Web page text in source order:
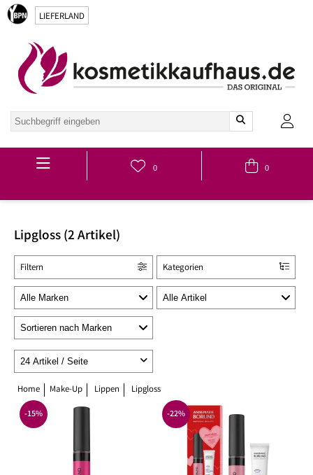
LIEFERLAND
Hauptmenü
0 0
Lipgloss (2 Artikel)
Kategorien
Filtern
Home Make-Up Lippen Lipgloss
-15% -22%